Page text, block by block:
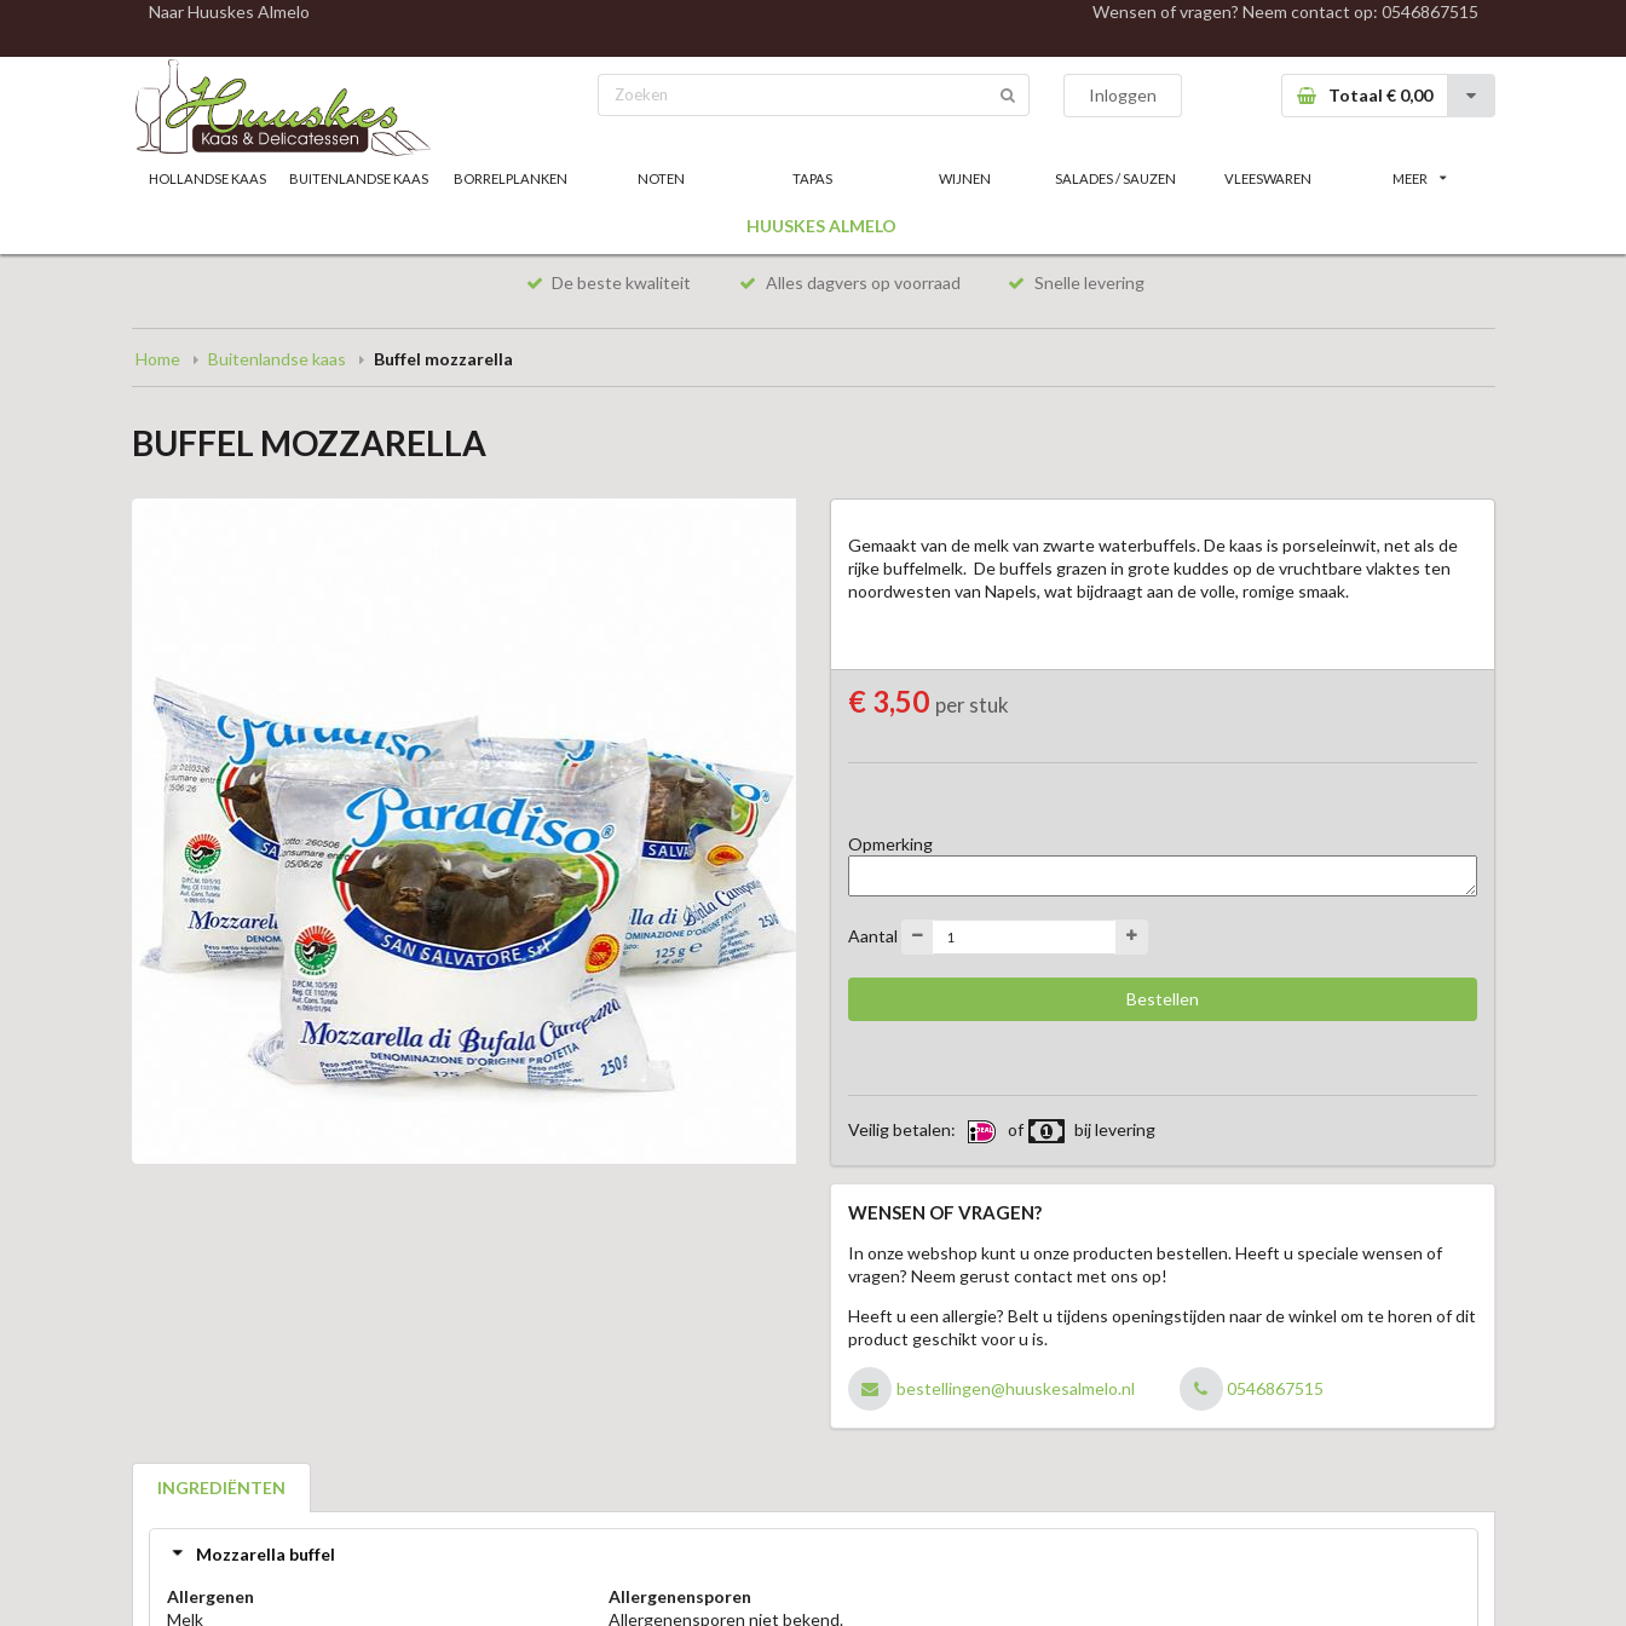
Naar Huuskes Almelo Wensen of vragen? Neem contact op: 0546867515
Inloggen Totaal € 0,00
HOLLANDSE KAAS BUITENLANDSE KAAS BORRELPLANKEN NOTEN TAPAS WIJNEN SALADES / SAUZEN VLEESWAREN MEER
HUUSKES ALMELO
De beste kwaliteit Alles dagvers op voorraad Snelle levering
Home Buitenlandse kaas Buffel mozzarella
BUFFEL MOZZARELLA
Gemaakt van de melk van zwarte waterbuffels. De kaas is porseleinwit, net als de
rijke buffelmelk.  De buffels grazen in grote kuddes op de vruchtbare vlaktes ten
noordwesten van Napels, wat bijdraagt aan de volle, romige smaak.
€ 3,50 per stuk
Opmerking
Aantal
Veilig betalen: of bij levering
WENSEN OF VRAGEN?
In onze webshop kunt u onze producten bestellen. Heeft u speciale wensen of
vragen? Neem gerust contact met ons op!
Heeft u een allergie? Belt u tijdens openingstijden naar de winkel om te horen of dit
product geschikt voor u is.
bestellingen@huuskesalmelo.nl 0546867515
INGREDIËNTEN
Mozzarella buffel
Allergenen
Melk
Allergenensporen
Allergenensporen niet bekend.